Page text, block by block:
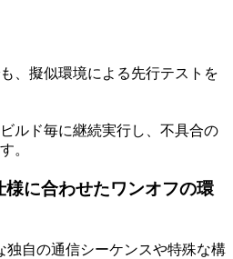
、擬似環境による先行テストを
ルド毎に継続実行し、不具合の
。
に合わせたワンオフの環
独自の通信シーケンスや特殊な構